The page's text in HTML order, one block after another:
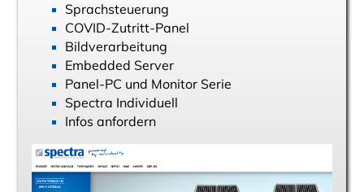
Sprachsteuerung
COVID-Zutritt-Panel
Bildverarbeitung
Embedded Server
Panel-PC und Monitor Serie
Spectra Individuell
Infos anfordern